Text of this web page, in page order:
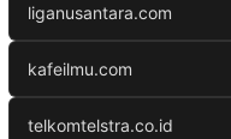
liganusantara.com
kafeilmu.com
telkomtelstra.co.id